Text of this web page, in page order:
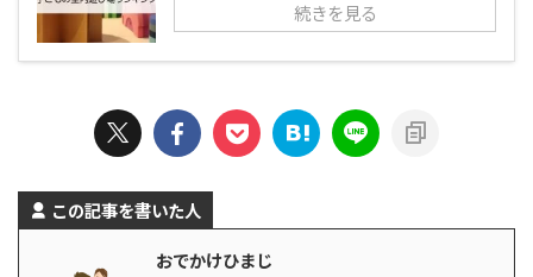
続きを見る
この記事を書いた人
おでかけひまじ